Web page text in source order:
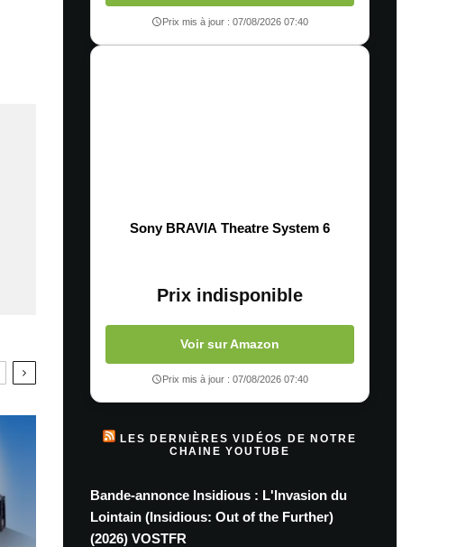
Prix mis à jour : 07/08/2026 07:40
Sony BRAVIA Theatre System 6
Prix indisponible
Voir sur Amazon
Prix mis à jour : 07/08/2026 07:40
LES DERNIÈRES VIDÉOS DE NOTRE
CHAINE YOUTUBE
Bande-annonce Insidious : L'Invasion du
Lointain (Insidious: Out of the Further)
(2026) VOSTFR